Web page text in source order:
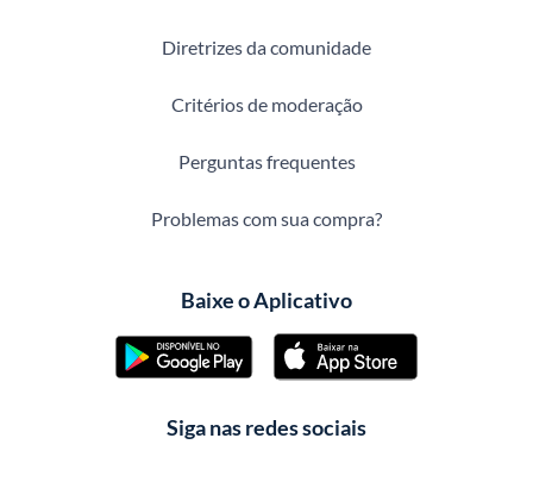
Diretrizes da comunidade
Critérios de moderação
Perguntas frequentes
Problemas com sua compra?
Baixe o Aplicativo
Siga nas redes sociais